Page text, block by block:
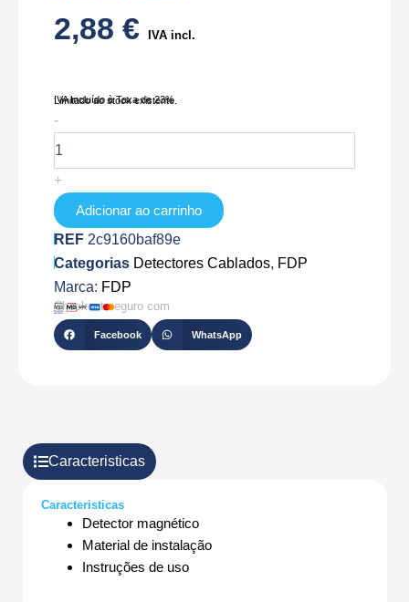
2,88 € IVA incl.
IVA Incluído à Taxa de 23%
Limitado ao stock existente.
-
de
A-
R2
+
Adicionar ao carrinho
REF 2c9160baf89e
Categorias Detectores Cablados, FDP
Marca: FDP
Checkout seguro com
Facebook WhatsApp
Caracteristicas
Caracteristicas
Detector magnético
Material de instalação
Instruções de uso